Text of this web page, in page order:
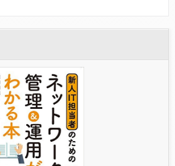
D
A
R
に
つ
て